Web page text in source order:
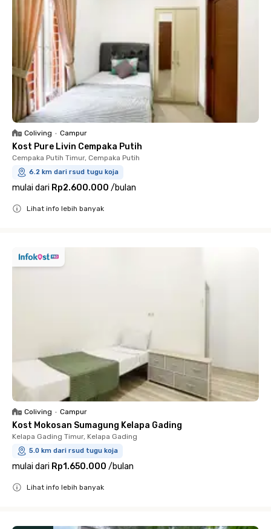
Coliving • Campur
Kost Pure Livin Cempaka Putih
Cempaka Putih Timur, Cempaka Putih
6.2 km dari rsud tugu koja
mulai dari Rp2.600.000 /bulan
Lihat info lebih banyak
Coliving • Campur
Kost Mokosan Sumagung Kelapa Gading
Kelapa Gading Timur, Kelapa Gading
5.0 km dari rsud tugu koja
mulai dari Rp1.650.000 /bulan
Lihat info lebih banyak